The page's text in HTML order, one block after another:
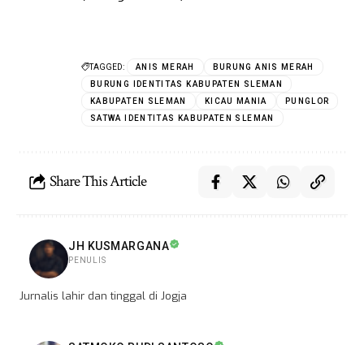
TAGGED: ANIS MERAH
BURUNG ANIS MERAH
BURUNG IDENTITAS KABUPATEN SLEMAN
KABUPATEN SLEMAN
KICAU MANIA
PUNGLOR
SATWA IDENTITAS KABUPATEN SLEMAN
Share This Article
JH KUSMARGANA
PENULIS
Jurnalis lahir dan tinggal di Jogja